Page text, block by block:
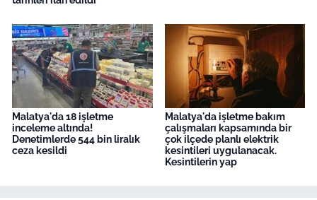
Malatya'da 18 işletme
inceleme altında!
Denetimlerde 544 bin liralık
ceza kesildi
Malatya'da işletme bakım
çalışmaları kapsamında bir
çok ilçede planlı elektrik
kesintileri uygulanacak.
Kesintilerin yap